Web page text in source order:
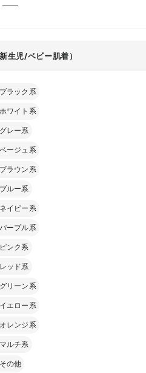
生児/ベビー肌着）
ブラック系
ホワイト系
グレー系
ベージュ系
ブラウン系
ブルー系
ネイビー系
パープル系
ピンク系
レッド系
グリーン系
イエロー系
オレンジ系
マルチ系
その他